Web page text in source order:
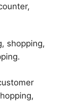
shopping,